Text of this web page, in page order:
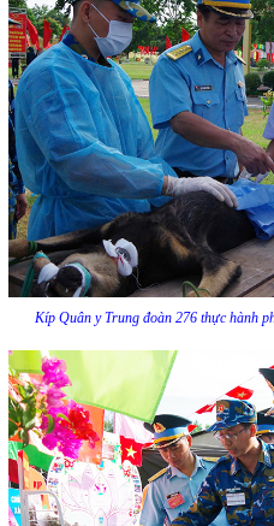
Kíp Quân y Trung đoàn 276 thực hành